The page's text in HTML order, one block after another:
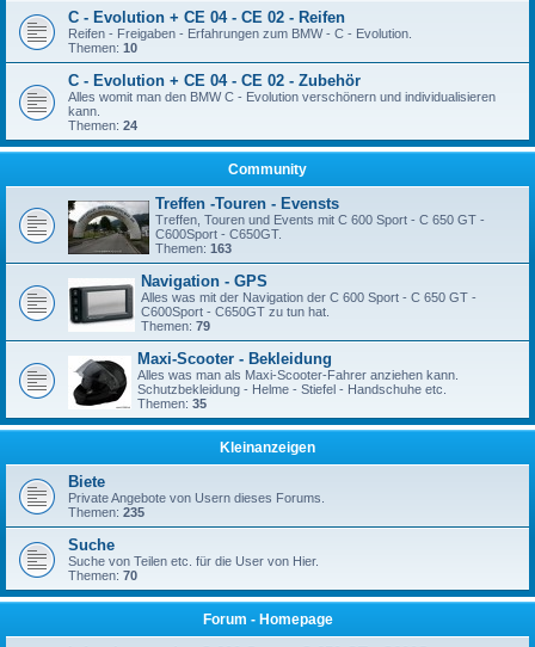
C - Evolution + CE 04 - CE 02 - Reifen
Reifen - Freigaben - Erfahrungen zum BMW - C - Evolution.
Themen: 10
C - Evolution + CE 04 - CE 02 - Zubehör
Alles womit man den BMW C - Evolution verschönern und individualisieren
kann.
Themen: 24
Community
Treffen -Touren - Evensts
Treffen, Touren und Events mit C 600 Sport - C 650 GT -
C600Sport - C650GT.
Themen: 163
Navigation - GPS
Alles was mit der Navigation der C 600 Sport - C 650 GT -
C600Sport - C650GT zu tun hat.
Themen: 79
Maxi-Scooter - Bekleidung
Alles was man als Maxi-Scooter-Fahrer anziehen kann.
Schutzbekleidung - Helme - Stiefel - Handschuhe etc.
Themen: 35
Kleinanzeigen
Biete
Private Angebote von Usern dieses Forums.
Themen: 235
Suche
Suche von Teilen etc. für die User von Hier.
Themen: 70
Forum - Homepage